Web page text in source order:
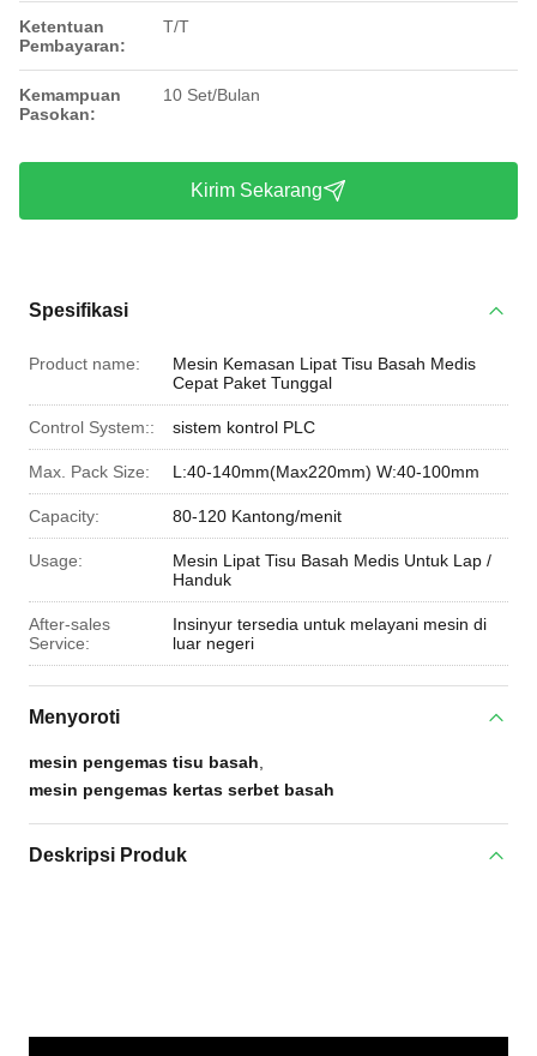
Ketentuan
Pembayaran:
T/T
Kemampuan
Pasokan:
10 Set/Bulan
Kirim Sekarang
Spesifikasi
Product name:
Mesin Kemasan Lipat Tisu Basah Medis
Cepat Paket Tunggal
Control System:: sistem kontrol PLC
Max. Pack Size: L:40-140mm(Max220mm) W:40-100mm
Capacity: 80-120 Kantong/menit
Usage:
Mesin Lipat Tisu Basah Medis Untuk Lap /
Handuk
After-sales
Service:
Insinyur tersedia untuk melayani mesin di
luar negeri
Menyoroti
mesin pengemas tisu basah
mesin pengemas kertas serbet basah
Deskripsi Produk